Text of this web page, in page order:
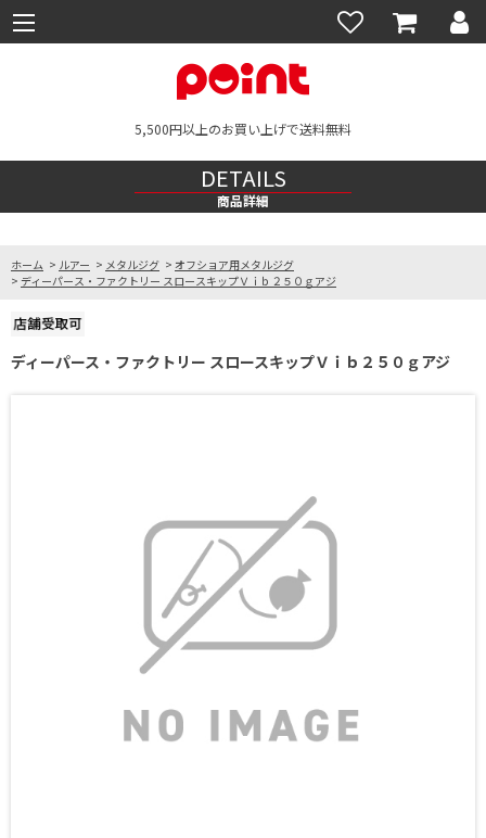
5,500円以上のお買い上げで送料無料
DETAILS
商品詳細
ホーム > ルアー > メタルジグ > オフショア用メタルジグ
> ディーパース・ファクトリー スロースキップＶｉｂ２５０ｇアジ
ディーパース・ファクトリー スロースキップＶｉｂ２５０ｇアジ